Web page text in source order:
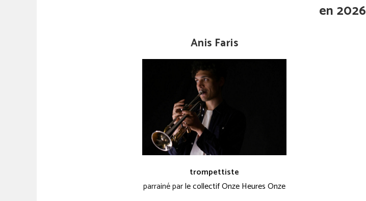
en 2026
Anis Faris
trompettiste
parrainé parle collectif Onze Heures Onze